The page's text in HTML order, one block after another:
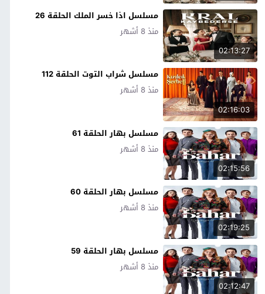
02:13:27
مسلسل اذا خسر الملك الحلقة 26
منذ 8 أشهر
02:16:03
مسلسل شراب التوت الحلقة 112
منذ 8 أشهر
02:15:56
مسلسل بهار الحلقة 61
منذ 8 أشهر
02:19:25
مسلسل بهار الحلقة 60
منذ 8 أشهر
02:12:47
مسلسل بهار الحلقة 59
منذ 8 أشهر